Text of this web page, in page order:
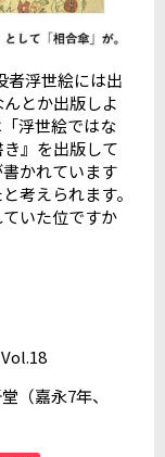
者浮世絵には出
とか出版しよ
浮世絵ではな
』を出版して
かれています
考えられます。
いた位ですか
嘉永7年、